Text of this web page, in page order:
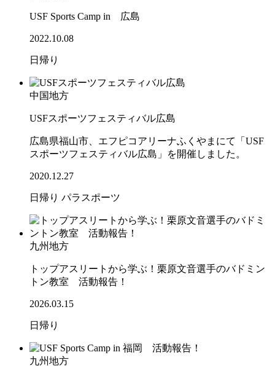
USF Sports Camp in 広島
2022.10.08
日帰り
中国地方
USFスポーツフェスティバル広島
広島県福山市、エフピコアリーナふくやまにて「USF
スポーツフェスティバル広島」を開催しました。
2020.12.27
日帰り パラスポーツ
九州地方
トップアスリートから学ぶ！栗原文音選手のバドミン
トン教室 活動報告！
2026.03.15
日帰り
九州地方